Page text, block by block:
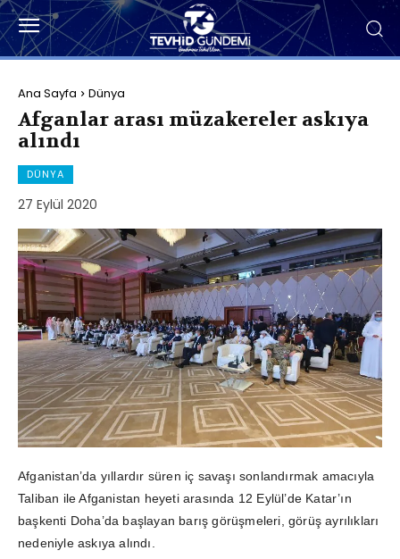
Ana Sayfa Dünya
Afganlar arası müzakereler askıya
alındı
DÜNYA
27 Eylül 2020
Afganistan’da yıllardır süren iç savaşı sonlandırmak amacıyla
Taliban ile Afganistan heyeti arasında 12 Eylül’de Katar’ın
başkenti Doha’da başlayan barış görüşmeleri, görüş ayrılıkları
nedeniyle askıya alındı.